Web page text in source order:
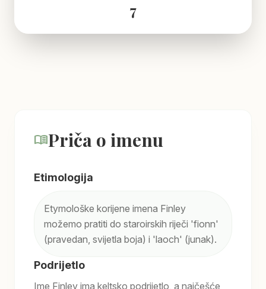
7
menu_bookPriča o imenu
Etimologija
Etymološke korijene imena Finley
možemo pratiti do staroirskih riječi 'fionn'
(pravedan, svijetla boja) i 'laoch' (junak).
Podrijetlo
Ime Finley ima keltsko podrijetlo, a najčešće